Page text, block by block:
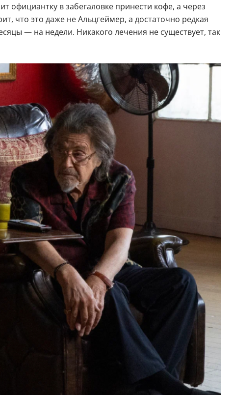
в забегаловке принести кофе, а через
что это даже не Альцгеймер, а достаточно редкая
— на недели. Никакого лечения не существует, так